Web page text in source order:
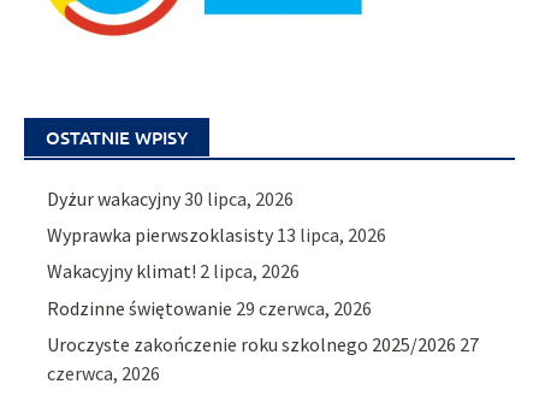
OSTATNIE WPISY
Dyżur wakacyjny30 lipca, 2026
Wyprawka pierwszoklasisty 13 lipca, 2026
Wakacyjny klimat! 2 lipca, 2026
Rodzinne świętowanie 29 czerwca, 2026
Uroczyste zakończenie roku szkolnego 2025/2026 27
czerwca, 2026